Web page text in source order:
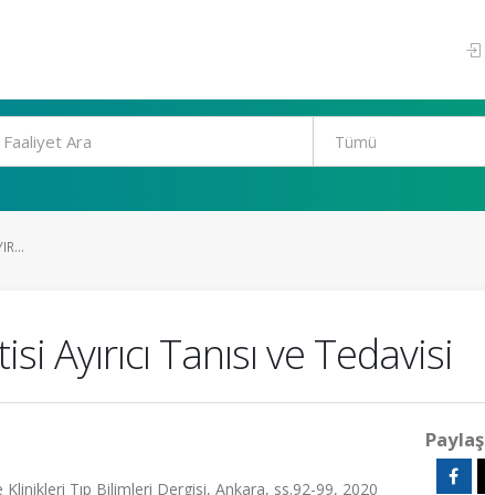
Tanısı ve Tedavisi
Tıp Bilimleri Dergisi, Ankara, ss.92-99, 2020
Paylaş